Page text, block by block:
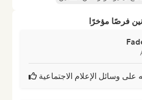
فرصًا مؤخرًا
وسائل الإعلام الاجتماعية